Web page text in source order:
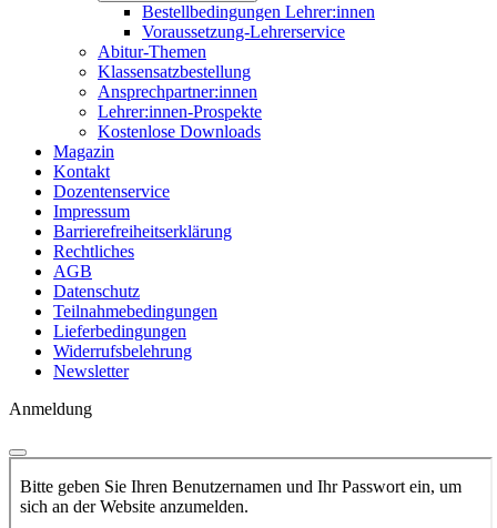
Bestellbedingungen Lehrer:innen
Voraussetzung-Lehrerservice
Abitur-Themen
Klassensatzbestellung
Ansprechpartner:innen
Lehrer:innen-Prospekte
Kostenlose Downloads
Magazin
Kontakt
Dozentenservice
Impressum
Barrierefreiheitserklärung
Rechtliches
AGB
Datenschutz
Teilnahmebedingungen
Lieferbedingungen
Widerrufsbelehrung
Newsletter
Anmeldung